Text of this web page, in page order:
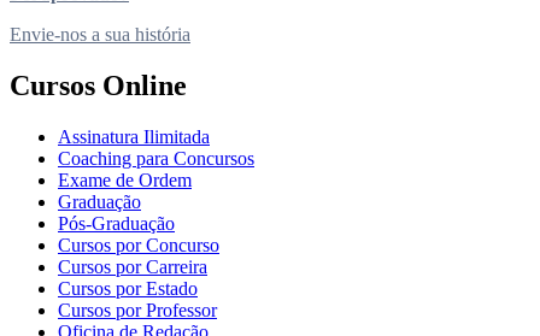
Envie-nos a sua história
Cursos Online
Assinatura Ilimitada
Coaching para Concursos
Exame de Ordem
Graduação
Pós-Graduação
Cursos por Concurso
Cursos por Carreira
Cursos por Estado
Cursos por Professor